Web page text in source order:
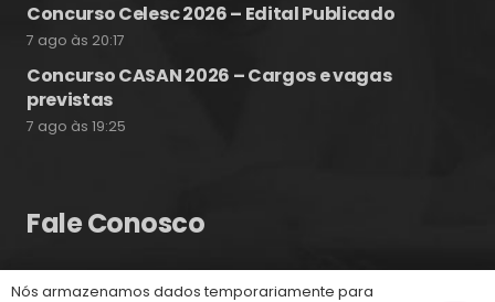
Concurso Celesc 2026 – Edital Publicado
7 ago às 20:17
Concurso CASAN 2026 – Cargos e vagas
previstas
7 ago às 19:25
Fale Conosco
(48) 99828-9929
Nós armazenamos dados temporariamente para